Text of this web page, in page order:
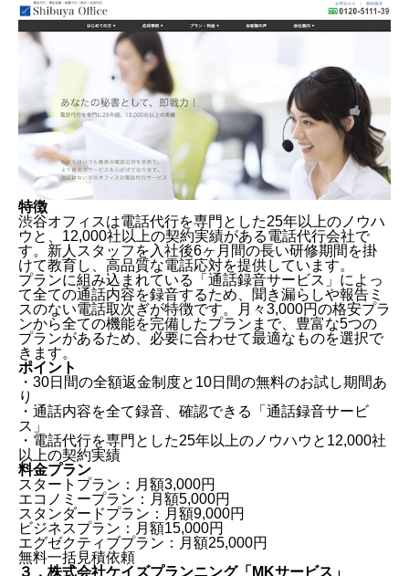
特徴
渋谷オフィスは電話代行を専門とした25年以上のノウハ
ウと、12,000社以上の契約実績がある電話代行会社で
す。新人スタッフを入社後6ヶ月間の長い研修期間を掛
けて教育し、高品質な電話応対を提供しています。
プランに組み込まれている「通話録音サービス」によっ
て全ての通話内容を録音するため、聞き漏らしや報告ミ
スのない電話取次ぎが特徴です。月々3,000円の格安プラ
ンから全ての機能を完備したプランまで、豊富な5つの
プランがあるため、必要に合わせて最適なものを選択で
きます。
ポイント
・30日間の全額返金制度と10日間の無料のお試し期間あ
り
・通話内容を全て録音、確認できる「通話録音サービ
ス」
・電話代行を専門とした25年以上のノウハウと12,000社
以上の契約実績
料金プラン
スタートプラン：月額3,000円
エコノミープラン：月額5,000円
スタンダードプラン：月額9,000円
ビジネスプラン：月額15,000円
エグゼクティブプラン：月額25,000円
無料一括見積依頼
３．株式会社ケイズプランニング「MKサービス」
電話代行・秘書代行とは
電話代行・秘書代行のメリット・デメリット
高品質な電話代行・秘書代行５選
格安の電話代行・秘書代行３選
実績豊富な電話代行・秘書代行４選